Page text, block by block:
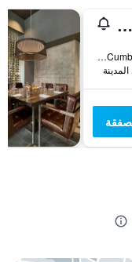
سونيستا سيليكت أتلانتا كامبرلاند جاليريا بالبارك
3000 Cumberland Blvd Se, أطلنطا (جورجيا), GA, الولايات المتحدة الأميريكية